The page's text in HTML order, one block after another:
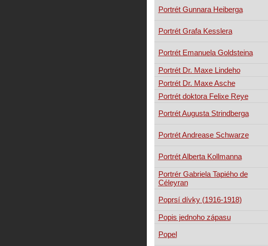
Portrét Gunnara Heiberga
Portrét Grafa Kesslera
Portrét Emanuela Goldsteina
Portrét Dr. Maxe Lindeho
Portrét Dr. Maxe Asche
Portrét doktora Felixe Reye
Portrét Augusta Strindberga
Portrét Andrease Schwarze
Portrét Alberta Kollmanna
Portrér Gabriela Tapiého de
Céleyran
Poprsí dívky (1916-1918)
Popis jednoho zápasu
Popel